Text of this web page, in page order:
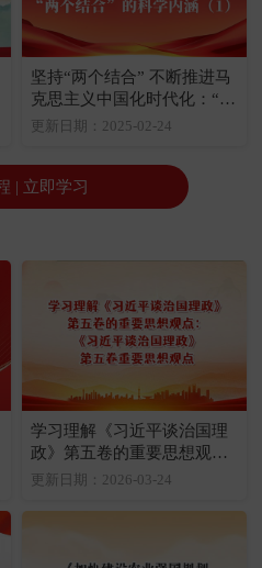
坚持“两个结合” 不断推进马
克思主义中国化时代化：“两
个结合”的科学内涵（1）
更新日期：2025-02-24
| 立即学习
学习理解《习近平谈治国理
政》第五卷的重要思想观
点：《习近平谈治国理政》
更新日期：2026-03-24